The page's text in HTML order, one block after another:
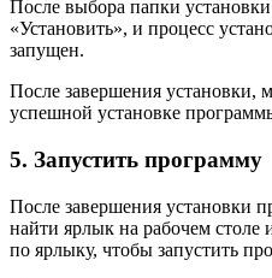
После выбора папки
«Установить», и процесс
запущен.
После завершения установки,
успешной установке
5. Запустить программу
После завершения установки
найти ярлык на рабочем
по ярлыку, чтобы запустить